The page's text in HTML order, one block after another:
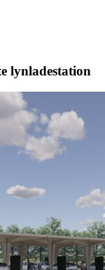
lynladestation